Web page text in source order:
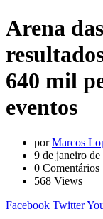
Arena
640 mil
eventos
porMarcos
9 de janeiro de
0 Comentários
568 Views
Facebook Twitter